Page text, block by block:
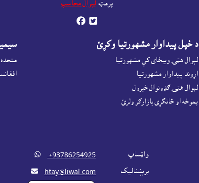
پرمټ:لېوال محاسب
 
د خپل پيداوار مشهورتيا وکړئ
لېوال هټۍ ويبځاى کې مشهورتيا
اړوند پيداوار مشهورتيا
لېوال هټۍ ګډونوال خبرول
پموخه او ځانګړى بازارګر ولرئ
واټساپ ‎ +93786254925

برېښناليک htay@liwal.com
